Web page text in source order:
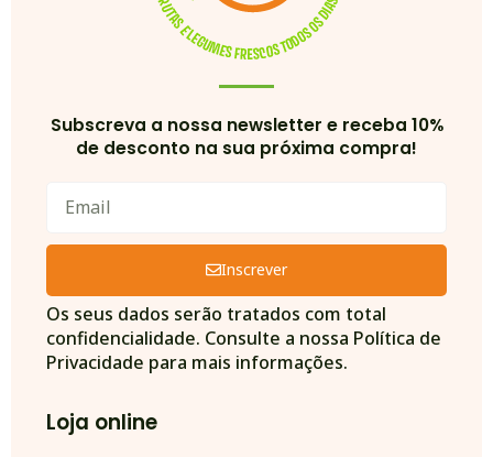
Subscreva a nossa newsletter e receba 10%
de desconto na sua próxima compra!
Inscrever
Alternative:
Os seus dados serão tratados com total
confidencialidade. Consulte a nossa Política de
Privacidade para mais informações.
Loja online